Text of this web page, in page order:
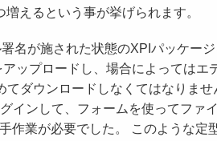
えるという事が挙げられます。
名が施された状態のXPIパッケー
ップロードし、場合によってはエ
てダウンロードしなくてはなりま
インして、フォームを使ってファ
作業が必要でした。 このような定